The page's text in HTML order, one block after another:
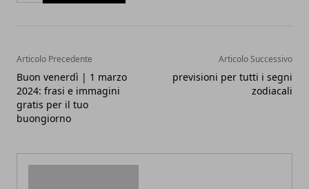
Articolo Precedente
Buon venerdì | 1 marzo
2024: frasi e immagini
gratis per il tuo
buongiorno
Articolo Successivo
previsioni per tutti i segni
zodiacali